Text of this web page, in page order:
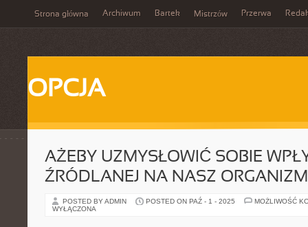
Strona główna Archiwum Bartek Mistrzów Przerwa
OPCJA
AŻEBY UZMYSŁOWIĆ SOBIE
ŹRÓDLANEJ NA NASZ ORGANIZM
POSTED BY ADMIN POSTED ON PAŹ - 1 - 2025
MOŻLIWOŚĆ
WYŁĄCZONA